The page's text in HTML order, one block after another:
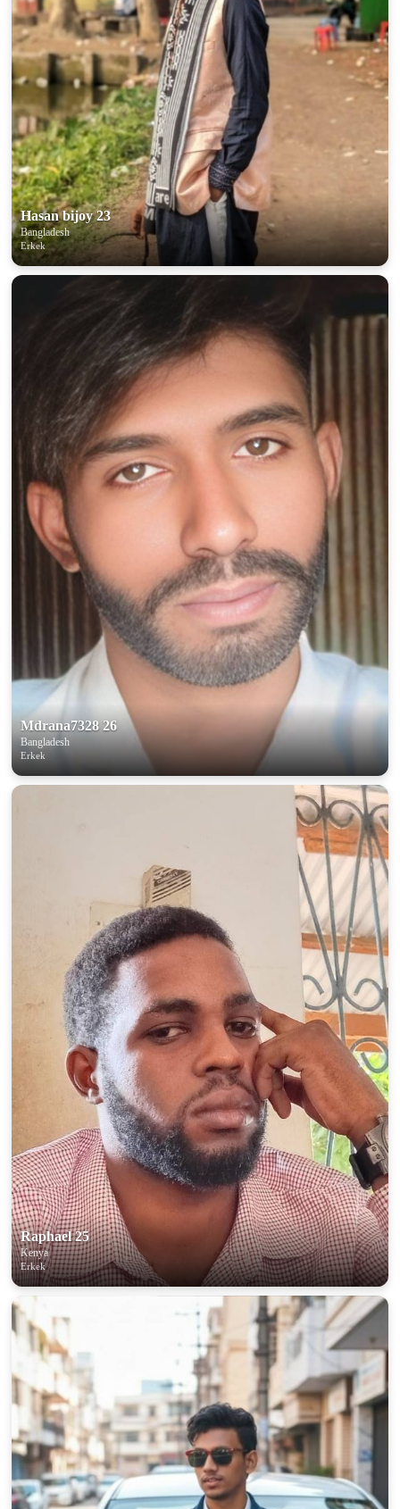
Hasan bijoy 23
Bangladesh
Erkek
Mdrana7328 26
Bangladesh
Erkek
Raphael 25
Kenya
Erkek